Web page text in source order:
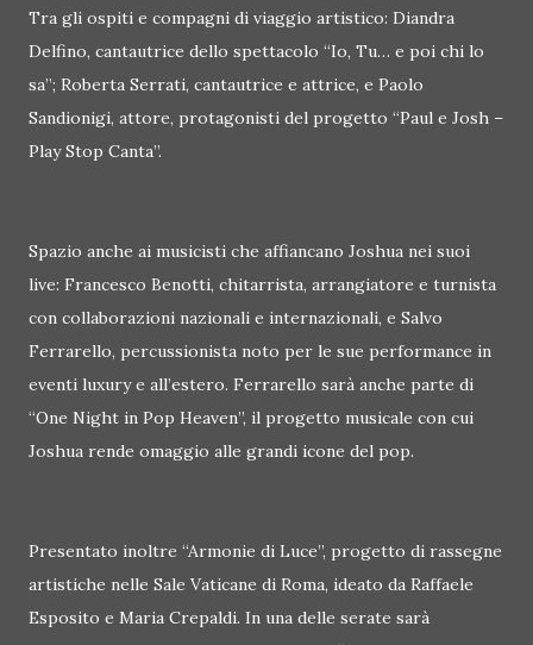
Tra gli ospiti e compagni di viaggio artistico: Diandra
Delfino, cantautrice dello spettacolo “Io, Tu… e poi chi lo
sa”; Roberta Serrati, cantautrice e attrice, e Paolo
Sandionigi, attore, protagonisti del progetto “Paul e Josh –
Play Stop Canta”.
Spazio anche ai musicisti che affiancano Joshua nei suoi
live: Francesco Benotti, chitarrista, arrangiatore e turnista
con collaborazioni nazionali e internazionali, e Salvo
Ferrarello, percussionista noto per le sue performance in
eventi luxury e all’estero. Ferrarello sarà anche parte di
“One Night in Pop Heaven”, il progetto musicale con cui
Joshua rende omaggio alle grandi icone del pop.
Presentato inoltre “Armonie di Luce”, progetto di rassegne
artistiche nelle Sale Vaticane di Roma, ideato da Raffaele
Esposito e Maria Crepaldi. In una delle serate sarà